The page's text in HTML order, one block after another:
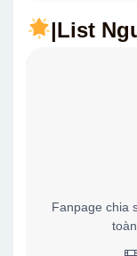
|List
Fanpage chia